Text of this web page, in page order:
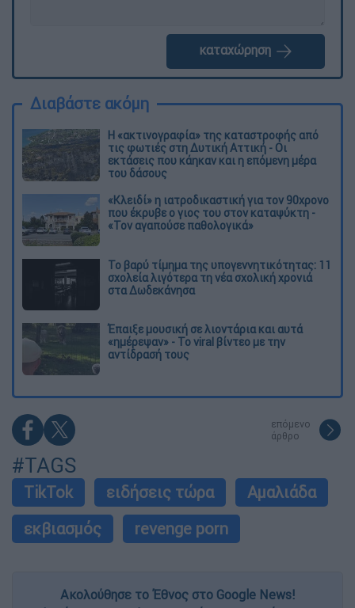
καταχώρηση
Διαβάστε ακόμη
Η «ακτινογραφία» της καταστροφής από
τις φωτιές στη Δυτική Αττική - Οι
εκτάσεις που κάηκαν και η επόμενη μέρα
του δάσους
«Κλειδί» η ιατροδικαστική για τον 90χρονο
που έκρυβε ο γιος του στον καταψύκτη -
«Τον αγαπούσε παθολογικά»
Το βαρύ τίμημα της υπογεννητικότητας: 11
σχολεία λιγότερα τη νέα σχολική χρονιά
στα Δωδεκάνησα
Έπαιξε μουσική σε λιοντάρια και αυτά
«ημέρεψαν» - Το viral βίντεο με την
αντίδρασή τους
επόμενο
άρθρο
#TAGS
TikTok ειδήσεις τώρα
Αμαλιάδα
εκβιασμός
revenge porn
Ακολούθησε το Έθνος στο Google News!